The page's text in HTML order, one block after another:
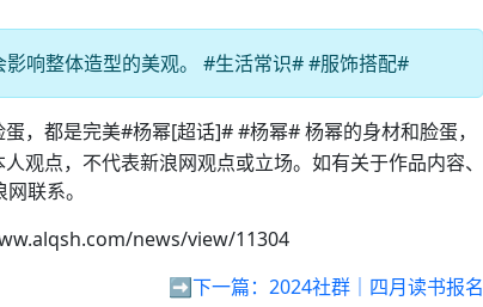
响整体造型的美观。 #生活常识# #服饰搭配#
，都是完美#杨幂[超话]# #杨幂# 杨幂的身材和脸蛋，
观点，不代表新浪网观点或立场。如有关于作品内容、
联系。
news/view/11304
➡️下一篇： 2024社群｜四月读书报名